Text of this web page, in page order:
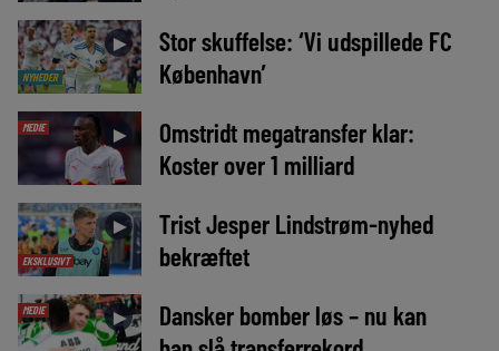
NYHEDER
►
Stor skuffelse: ‘Vi udspillede FC
København’
MEDIE ►
Omstridt megatransfer klar:
Koster over 1 milliard
EKSKLUSIVT
►
Trist Jesper Lindstrøm-nyhed
bekræftet
MEDIE ►
Dansker bomber løs – nu kan